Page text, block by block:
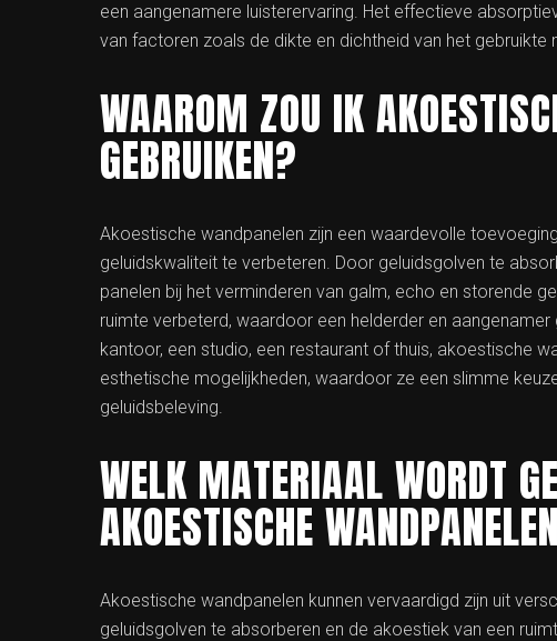
een aangenamere luisterervaring. Het effectieve
van factoren zoals de dikte en dichtheid van het gebruikte
WAAROM ZOU IK
GEBRUIKEN?
Akoestische wandpanelen zijn een waardevolle
geluidskwaliteit te verbeteren. Door geluidsgolven te
panelen bij het verminderen van galm, echo en storende
ruimte verbeterd, waardoor een helderder en
kantoor, een studio, een restaurant of thuis, akoestische
esthetische mogelijkheden, waardoor ze een slimme
geluidsbeleving.
WELK MATERIAAL WORDT
AKOESTISCHE
Akoestische wandpanelen kunnen vervaardigd zijn uit
geluidsgolven te absorberen en de akoestiek van een